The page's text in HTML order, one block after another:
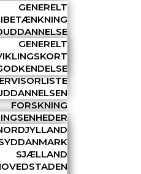
GENERELT
GENERELT
FORSKNING
SJÆLLAND